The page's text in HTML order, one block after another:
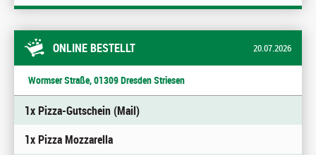
ONLINE BESTELLT 20.07.2026
Wormser Straße, 01309 Dresden Striesen
1x Pizza-Gutschein (Mail)
1x Pizza Mozzarella